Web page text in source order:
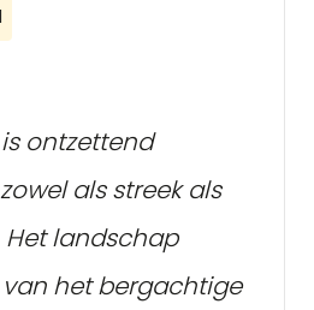
ontzettend
als streek als
Het landschap
het bergachtige